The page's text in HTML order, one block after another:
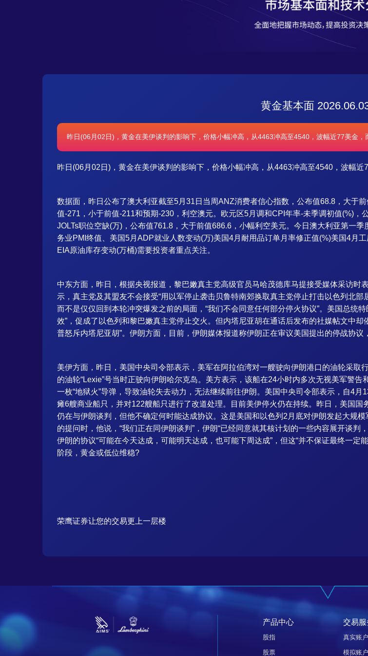
黄金基本面
昨日(06月02日)，黄金在美伊谈判的影响下，价格小幅冲高，从4463冲高至4540，波幅近77美金
昨日(06月02日)，黄金在美伊谈判的影响下，价格小幅冲高，从4463冲高至4540，波幅近
数据面，昨日公布了澳大利亚截至5月31日当周ANZ消费者信心指数，公布值68.8，大于
值-271，小于前值-211和预期-230，利空澳元。欧元区5月调和CPI年率-未季调初值(%)，
JOLTs职位空缺(万)，公布值761.8，大于前值686.6，小幅利空美元。今日澳大利亚第一
务业PMI终值、美国5月ADP就业人数变动(万)美国4月耐用品订单月率修正值(%)美国4月
EIA原油库存变动(万桶)需要投资者重点关注。
中东方面，昨日，根据央视报道，黎巴嫩真主党高级官员马哈茂德库马提接受媒体采访时
示，真主党及其盟友不会接受“用以军停止袭击贝鲁特南郊换取真主党停止打击以色列北
而不是仅仅回到本轮冲突爆发之前的局面，“我们不会同意任何部分停火协议”。美国总统
效”，促成了以色列和黎巴嫩真主党停止交火。但内塔尼亚胡在通话后发布的社媒帖文中
普怒斥内塔尼亚胡”。伊朗方面，目前，伊朗媒体报道称伊朗正在审议美国提出的停战协
美伊方面，昨日，美国中央司令部表示，美军在阿拉伯湾对一艘驶向伊朗港口的油轮采
的油轮“Lexie”号当时正驶向伊朗哈尔克岛。美方表示，该船在24小时内多次无视美军警
一枚“地狱火”导弹，导致油轮失去动力，无法继续前往伊朗。美国中央司令部表示，自4
瘫6艘商业船只，并对122艘船只进行了改道处理。目前美伊停火仍在持续。昨日，美国
仍在与伊朗谈判，但他不确定何时能达成协议。这是美国和以色列2月底对伊朗发起大规
的提问时，他说，“我们正在同伊朗谈判”，伊朗“已经同意就其核计划的一些内容展开谈
伊朗的协议“可能在今天达成，可能明天达成，也可能下周达成”，但这“并不保证最终一
阶段，黄金或低位维稳?
荣鹰证券让您的交易更上一层楼
产品中心
股指
股票
交易
真实账户
模拟账户